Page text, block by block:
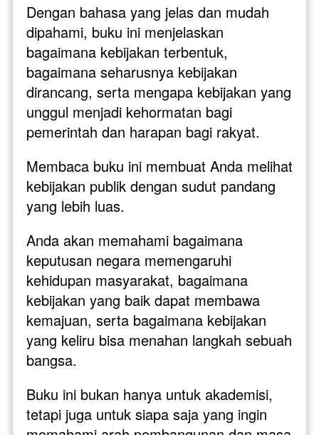
Dengan bahasa yang jelas dan mudah
dipahami, buku ini menjelaskan
bagaimana kebijakan terbentuk,
bagaimana seharusnya kebijakan
dirancang, serta mengapa kebijakan yang
unggul menjadi kehormatan bagi
pemerintah dan harapan bagi rakyat.
Membaca buku ini membuat Anda melihat
kebijakan publik dengan sudut pandang
yang lebih luas.
Anda akan memahami bagaimana
keputusan negara memengaruhi
kehidupan masyarakat, bagaimana
kebijakan yang baik dapat membawa
kemajuan, serta bagaimana kebijakan
yang keliru bisa menahan langkah sebuah
bangsa.
Buku ini bukan hanya untuk akademisi,
tetapi juga untuk siapa saja yang ingin